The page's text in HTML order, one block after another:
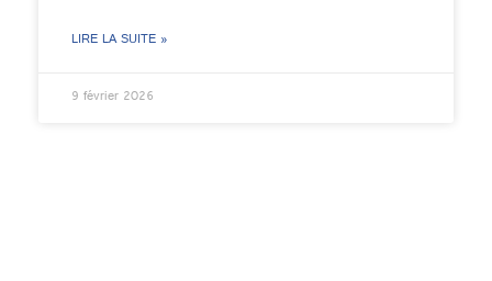
LIRE LA SUITE »
9 février 2026